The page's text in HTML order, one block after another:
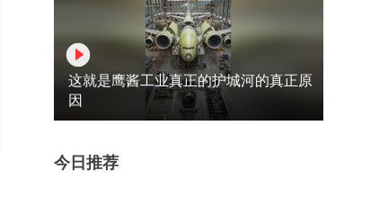
这就是鹰酱工业真正的护城河的真正原
因
今日推荐